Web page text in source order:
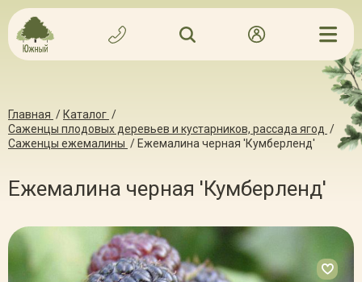
Главная / Каталог /
Саженцы плодовых деревьев и кустарников, рассада ягод /
Саженцы ежемалины / Ежемалина черная 'Кумберленд'
Ежемалина черная 'Кумберленд'